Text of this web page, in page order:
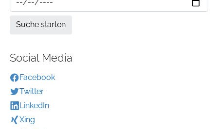
Social Media
Facebook
Twitter
LinkedIn
Xing